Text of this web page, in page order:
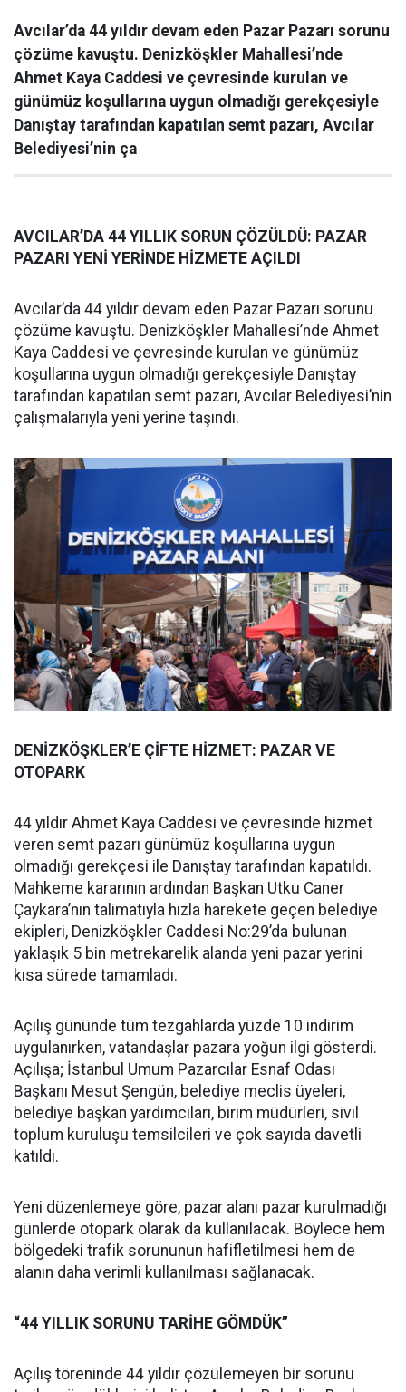
Avcılar’da 44 yıldır devam eden Pazar Pazarı sorunu
çözüme kavuştu. Denizköşkler Mahallesi’nde
Ahmet Kaya Caddesi ve çevresinde kurulan ve
günümüz koşullarına uygun olmadığı gerekçesiyle
Danıştay tarafından kapatılan semt pazarı, Avcılar
Belediyesi’nin ça
AVCILAR’DA 44 YILLIK SORUN ÇÖZÜLDÜ: PAZAR
PAZARI YENİ YERİNDE HİZMETE AÇILDI
Avcılar’da 44 yıldır devam eden Pazar Pazarı sorunu
çözüme kavuştu. Denizköşkler Mahallesi’nde Ahmet
Kaya Caddesi ve çevresinde kurulan ve günümüz
koşullarına uygun olmadığı gerekçesiyle Danıştay
tarafından kapatılan semt pazarı, Avcılar Belediyesi’nin
çalışmalarıyla yeni yerine taşındı.
DENİZKÖŞKLER’E ÇİFTE HİZMET: PAZAR VE
OTOPARK
44 yıldır Ahmet Kaya Caddesi ve çevresinde hizmet
veren semt pazarı günümüz koşullarına uygun
olmadığı gerekçesi ile Danıştay tarafından kapatıldı.
Mahkeme kararının ardından Başkan Utku Caner
Çaykara’nın talimatıyla hızla harekete geçen belediye
ekipleri, Denizköşkler Caddesi No:29’da bulunan
yaklaşık 5 bin metrekarelik alanda yeni pazar yerini
kısa sürede tamamladı.
Açılış gününde tüm tezgahlarda yüzde 10 indirim
uygulanırken, vatandaşlar pazara yoğun ilgi gösterdi.
Açılışa; İstanbul Umum Pazarcılar Esnaf Odası
Başkanı Mesut Şengün, belediye meclis üyeleri,
belediye başkan yardımcıları, birim müdürleri, sivil
toplum kuruluşu temsilcileri ve çok sayıda davetli
katıldı.
Yeni düzenlemeye göre, pazar alanı pazar kurulmadığı
günlerde otopark olarak da kullanılacak. Böylece hem
bölgedeki trafik sorununun hafifletilmesi hem de
alanın daha verimli kullanılması sağlanacak.
“44 YILLIK SORUNU TARİHE GÖMDÜK”
Açılış töreninde 44 yıldır çözülemeyen bir sorunu